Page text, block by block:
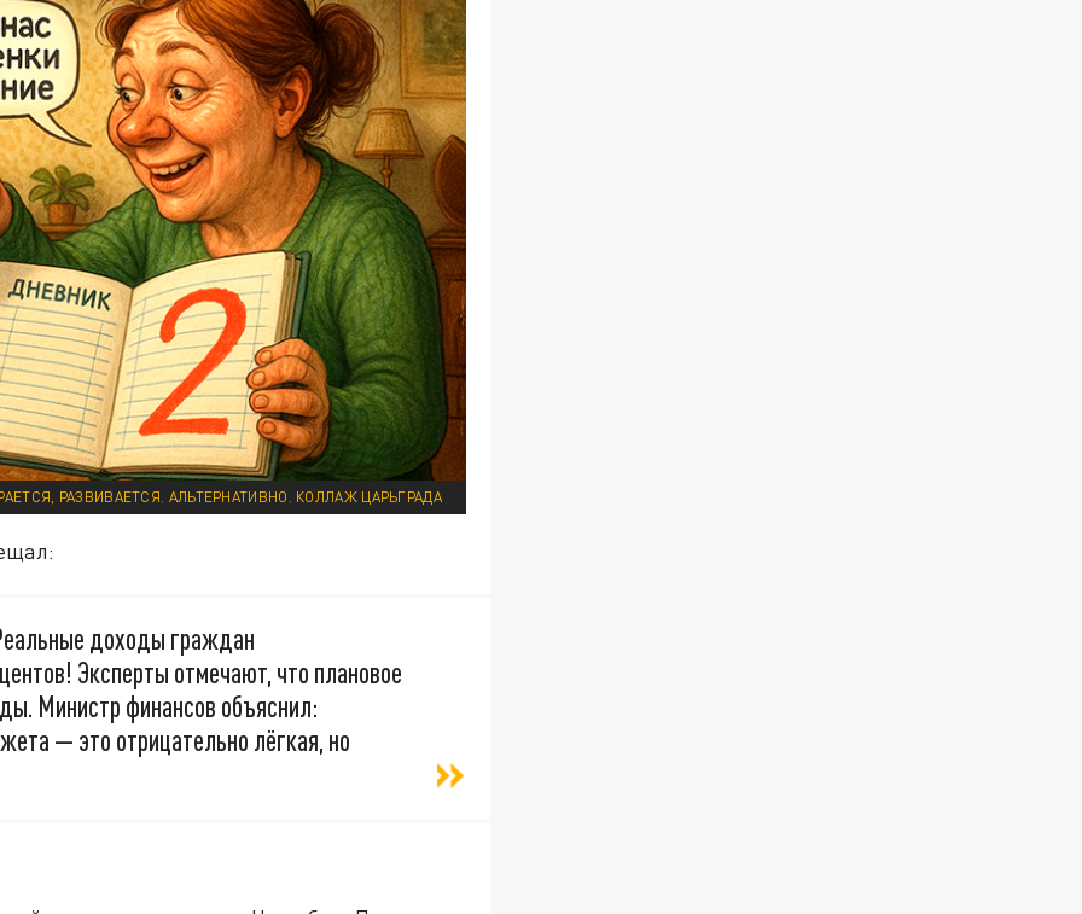
РАЗВИВАЕТСЯ. АЛЬТЕРНАТИВНО. КОЛЛАЖ ЦАРЬГРАДА
доходы граждан
Эксперты отмечают, что плановое
Министр финансов объяснил:
— это отрицательно лёгкая, но